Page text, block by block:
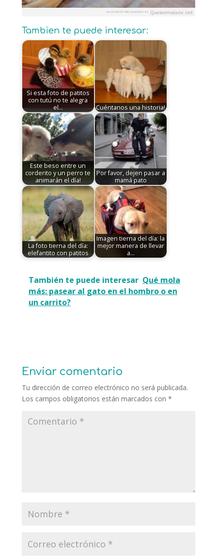
Tambien te puede interesar:
Si esta foto de patitos
con tutú no te alegra
el…
Cuéntanos una historia!
Este beso entre un
corderito y un perro te
animarán el día!
Por favor, dejen pasar a
mamá pato
La foto tierna del día:
elefantito con patitos
Imagen tierna del día: la
mejor manera de llevar
a…
También te puede interesar Qué mola
más: pasear al gato en el hombro o en
un carrito?
Enviar comentario
Tu dirección de correo electrónico no será publicada.
Los campos obligatorios están marcados con *